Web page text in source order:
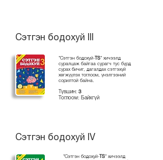
Сэтгэн бодохуй III
"Сэтгэн бодохуй- TS " хичээлд
суралцаж байгаа сурагч тус бүрд
сурах бичиг, дагалдах сэтгэхүй
хөгжүүлэх тоглоом, үнэлгээний
сорилтой байна.
Түвшин: 3
Тоглоом: Байхгүй
Сэтгэн бодохуй IV
"Сэтгэн бодохуй- TS " хичээлд